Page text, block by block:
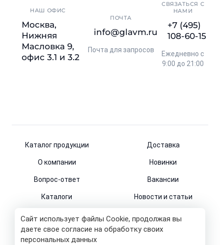
Сайт использует файлы Cookie, продолжая вы
даете свое согласие на обработку своих
персональных данных
НАШ ОФИС
Москва,
Нижняя
Масловка 9,
офис 3.1 и 3.2
ПОЧТА
info@glavm.ru
Почта для запросов
СВЯЗАТЬСЯ С
НАМИ
+7 (495)
108-60-15
Ежедневно с
9:00 до 21:00
Каталог продукции Доставка
О компании Новинки
Вопрос-ответ Вакансии
Каталоги Новости и статьи